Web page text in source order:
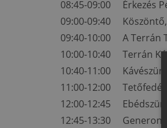
08:45-09:00 Érkezés
09:00-09:40
09:40-10:00 A Terrán
10:00-10:40 Terrán
10:40-11:00 Kávészünet
11:00-12:00
12:00-12:45
12:45-13:30 Generon